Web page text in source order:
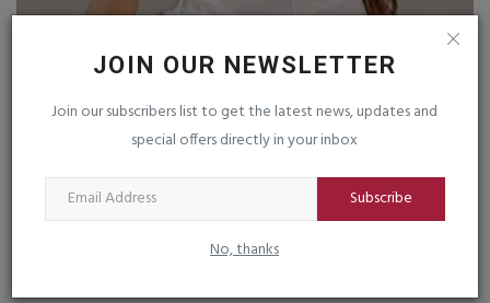
JOIN OUR NEWSLETTER
Join our subscribers list to get the latest news, updates and
special offers directly in your inbox
Subscribe
No, thanks
માળિયાહાટીના તાલુકામાં આરોગ્ય વિભાગ દ્વારા માતૃ
અને બાળ...
saurashtrabhoomi Aug 4, 2026 0
આંગણવાડી મુલાકાત, જૂથ ચર્ચા અને IEC પ્રચાર-પ્રસાર કરાયો